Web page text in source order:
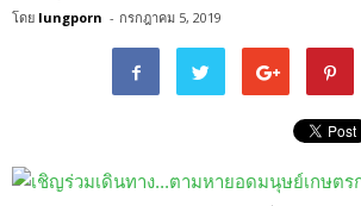
โดย lungporn - กรกฎาคม 5, 2019